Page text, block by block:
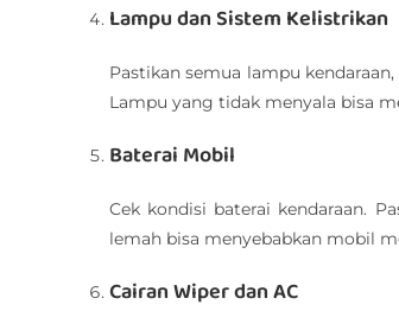
Lampu dan Sistem Kelistrikan
Pastikan semua lampu
Lampu yang tidak menyala bisa
Baterai Mobil
Cek kondisi baterai kendaraan.
lemah bisa menyebabkan mobil
Cairan Wiper dan AC